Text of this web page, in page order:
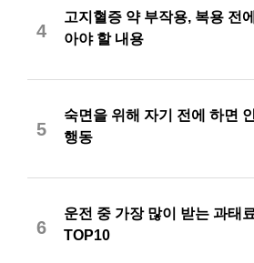
4
고지혈증 약 부작용, 복용 전
아야 할 내용
5
숙면을 위해 자기 전에 하면
행동
6
운전 중 가장 많이 받는 과태료
TOP10